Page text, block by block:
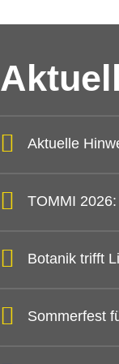
Aktuelle
TOMMI
Botanik trifft
Sommerfest